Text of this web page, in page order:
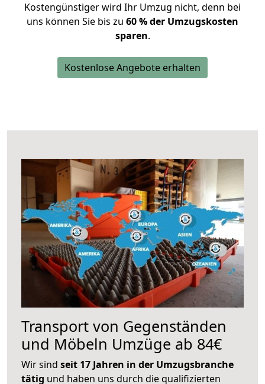
Kostengünstiger wird Ihr Umzug nicht, denn bei
uns können Sie bis zu 60 % der Umzugskosten
sparen.
Kostenlose Angebote erhalten
Transport von Gegenständen
und Möbeln Umzüge ab 84€
Wir sind seit 17 Jahren in der Umzugsbranche
tätig und haben uns durch die qualifizierten